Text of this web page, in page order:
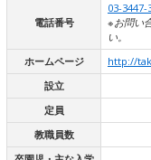
電話番号
03-3447-
※お問い
い。
ホームページ
http://
設立
定員
教職員数